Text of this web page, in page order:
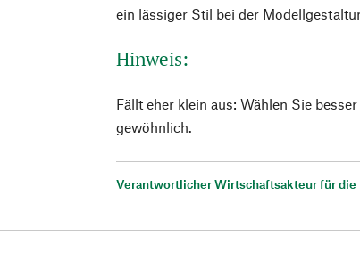
ein lässiger Stil bei der
Hinweis:
Fällt eher klein aus: Wählen Sie
gewöhnlich.
Verantwortlicher Wirtschaftsakteur für die